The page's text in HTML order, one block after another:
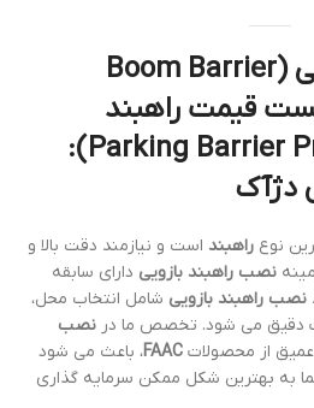
نصب راهبند بازویی (Boom Barrier
قیمت راهبند
:
دژآک
نوع راهبند است و نیازمند دقت بالا و
نصب راهبند بازویی دارای سابقه
نصب راهبند بازویی شامل انتخاب محل،
دقیق می شود. تخصص ما در نصب
از محصولات FAAC، باعث می شود
به بهترین شکل ممکن سرمایه گذاری